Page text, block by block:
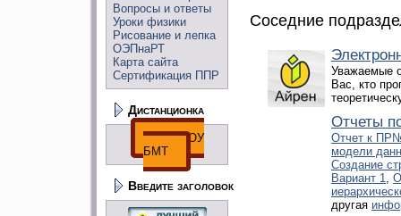
Вопросы и ответы
Уроки физики
Рисование и лепка
ОЭПнаРТ
Карта сайта
Сертификация ППР
Дистанционка
ДО ГПОУ
БМТ
Введите заголовок
Соседние
Уважаемые
Вас, кто
Отчеты
Отчет к
модели
Создание
Вариант 1,
другая